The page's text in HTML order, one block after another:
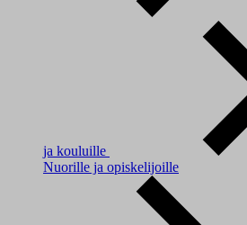
ja kouluille
Nuorille ja opiskelijoille